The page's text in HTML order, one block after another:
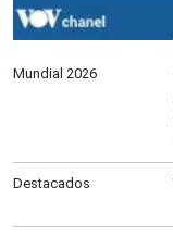
Mundial 2026
Destacados